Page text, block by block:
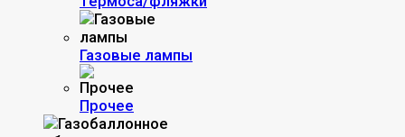
Газовые лампы
Прочее